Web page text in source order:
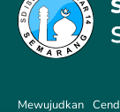
Mewujudkan